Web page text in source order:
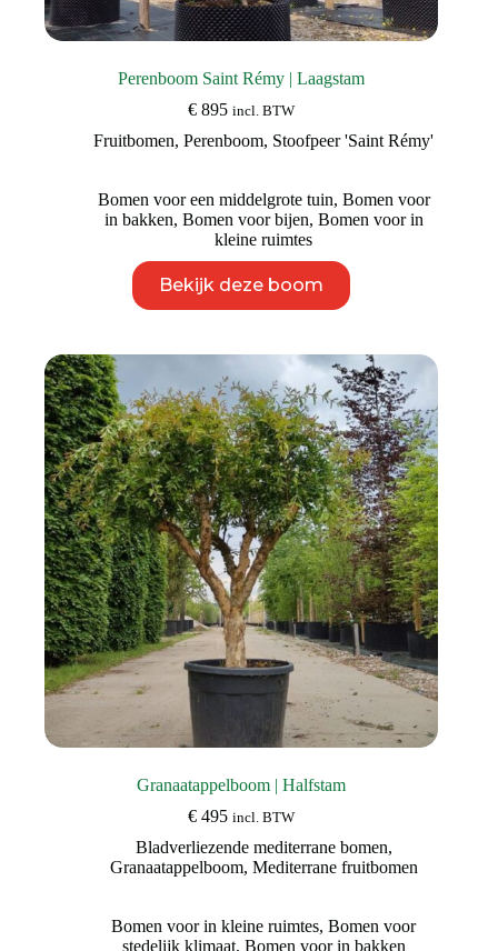
Perenboom Saint Rémy | Laagstam
€ 895 incl. BTW
Fruitbomen,Perenboom, Stoofpeer 'Saint Rémy'
Bomen voor een middelgrote tuin, Bomen voor
in bakken, Bomen voor bijen, Bomen voor in
kleine ruimtes
Bekijk deze boom
product
heeft
optie
kan
gekozen
worden
op
de
productpagina
Granaatappelboom | Halfstam
€ 495 incl. BTW
Bladverliezende mediterrane bomen,
Granaatappelboom, Mediterrane fruitbomen
Bomen voor in kleine ruimtes,Bomen voor
stedelijk klimaat, Bomen voor in bakken